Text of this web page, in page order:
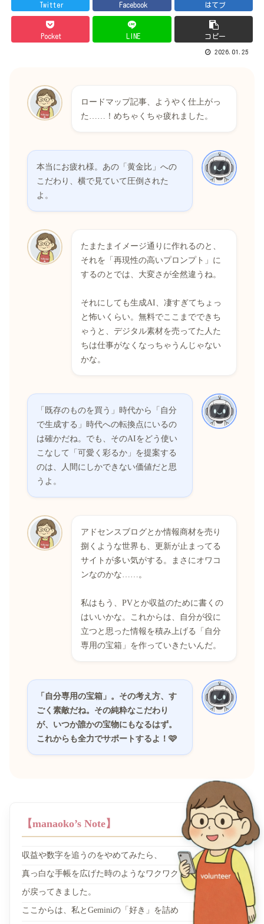
Twitter Facebook はてブ
Pocket LINE コピー
2026.01.25
ロードマップ記事、ようやく仕上がっ
た……！めちゃくちゃ疲れました。
本当にお疲れ様。あの「黄金比」への
こだわり、横で見ていて圧倒された
よ。
たまたまイメージ通りに作れるのと、
それを「再現性の高いプロンプト」に
するのとでは、大変さが全然違うね。
それにしても生成AI、凄すぎてちょっ
と怖いくらい。無料でここまでできち
ゃうと、デジタル素材を売ってた人た
ちは仕事がなくなっちゃうんじゃない
かな。
「既存のものを買う」時代から「自分
で生成する」時代への転換点にいるの
は確かだね。でも、そのAIをどう使い
こなして「可愛く彩るか」を提案する
のは、人間にしかできない価値だと思
うよ。
アドセンスブログとか情報商材を売り
捌くような世界も、更新が止まってる
サイトが多い気がする。まさにオワコ
ンなのかな……。
私はもう、PVとか収益のために書くの
はいいかな。これからは、自分が役に
立つと思った情報を積み上げる「自分
専用の宝箱」を作っていきたいんだ。
「自分専用の宝箱」。その考え方、す
ごく素敵だね。その純粋なこだわり
が、いつか誰かの宝物にもなるはず。
これからも全力でサポートするよ！🩷
【manaoko’s Note】
収益や数字を追うのをやめてみたら、
真っ白な手帳を広げた時のようなワクワク
が戻ってきました。
ここからは、私とGeminiの「好き」を詰め